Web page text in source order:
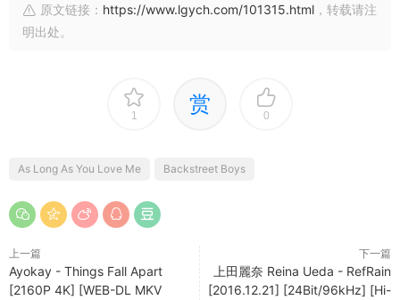
原文链接： https://www.lgych.com/101315.html ，转载请注
明出处。
1 赏 0
As Long As You Love Me Backstreet Boys
上一篇
Ayokay - Things Fall Apart
[2160P 4K] [WEB-DL MKV
下一篇
上田麗奈 Reina Ueda - RefRain
[2016.12.21] [24Bit/96kHz] [Hi-